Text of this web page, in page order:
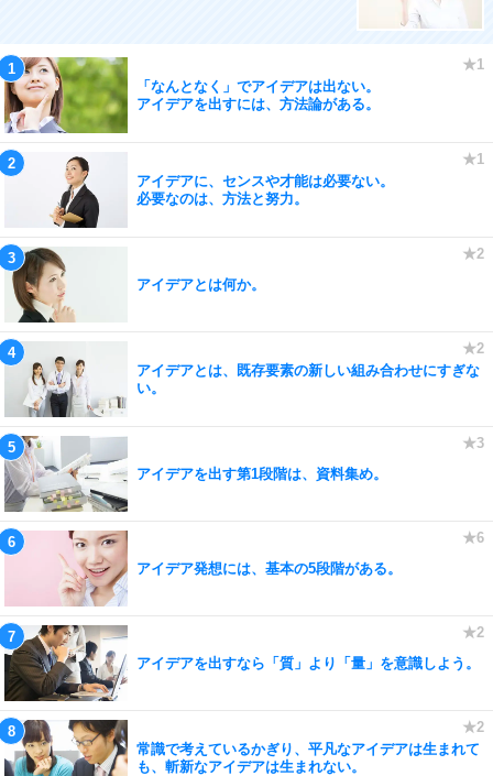
「なんとなく」でアイデアは出ない。
アイデアを出すには、方法論がある。
アイデアに、センスや才能は必要ない。
必要なのは、方法と努力。
アイデアとは何か。
アイデアとは、既存要素の新しい組み合わせにすぎな
い。
アイデアを出す第1段階は、資料集め。
アイデア発想には、基本の5段階がある。
アイデアを出すなら「質」より「量」を意識しよう。
常識で考えているかぎり、平凡なアイデアは生まれて
も、斬新なアイデアは生まれない。